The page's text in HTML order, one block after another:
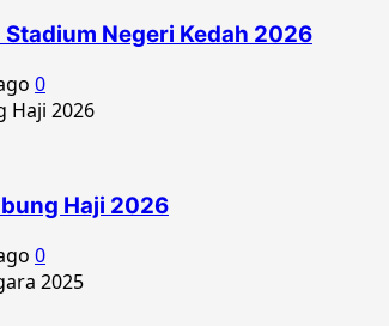
Negeri Kedah 2026
0
Haji 2026
0